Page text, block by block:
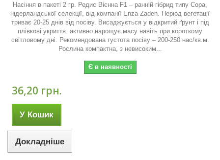
Насіння в пакеті 2 гр. Редис Вієнна F1 – ранній гібрид типу Сора,
нідерландської селекції, від компанії Enza Zaden. Період вегетації
триває 20-25 днів від посіву. Висаджується у відкритий ґрунт і під
плівкові укриття, активно нарощує масу навіть при короткому
світловому дні. Рекомендована густота посіву – 200-250 нас/кв.м.
Рослина компактна, з невисоким...
Є в наявності
36,20 грн.
У Кошик
Докладніше